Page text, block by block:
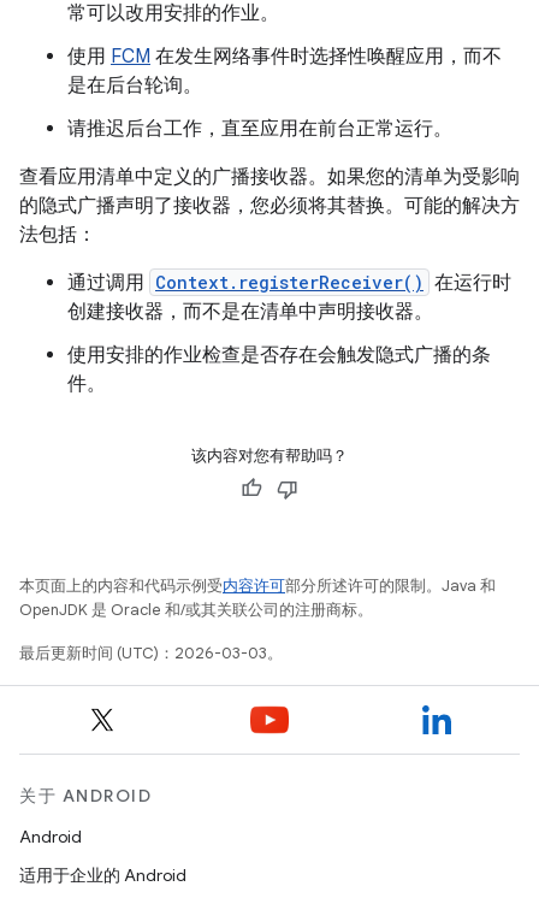
常可以改用安排的作业。
使用 FCM 在发生网络事件时选择性唤醒应用，而不
是在后台轮询。
请推迟后台工作，直至应用在前台正常运行。
查看应用清单中定义的广播接收器。如果您的清单为受影响
的隐式广播声明了接收器，您必须将其替换。可能的解决方
法包括：
通过调用 Context.registerReceiver() 在运行时
创建接收器，而不是在清单中声明接收器。
使用安排的作业检查是否存在会触发隐式广播的条
件。
该内容对您有帮助吗？
本页面上的内容和代码示例受内容许可部分所述许可的限制。Java 和
OpenJDK 是 Oracle 和/或其关联公司的注册商标。
最后更新时间 (UTC)：2026-03-03。
关于 ANDROID
Android
适用于企业的 Android